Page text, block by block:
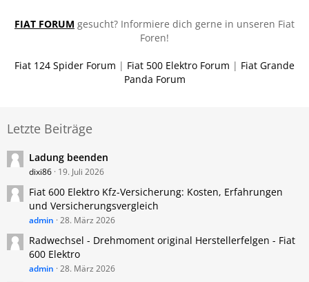
FIAT FORUM gesucht? Informiere dich gerne in unseren Fiat
Foren!
Fiat 124 Spider Forum | Fiat 500 Elektro Forum | Fiat Grande
Panda Forum
Letzte Beiträge
Ladung beenden
dixi86 19. Juli 2026
Fiat 600 Elektro Kfz-Versicherung: Kosten, Erfahrungen
und Versicherungsvergleich
admin 28. März 2026
Radwechsel - Drehmoment original Herstellerfelgen - Fiat
600 Elektro
admin 28. März 2026